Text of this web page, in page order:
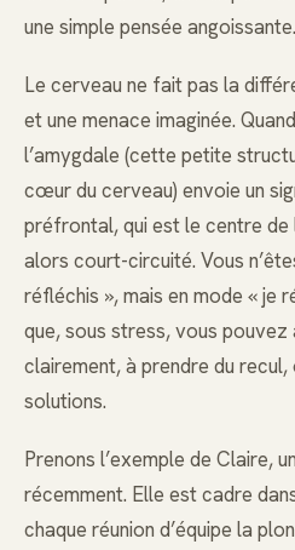
une simple pensée angoissante.
Le cerveau ne fait pas la
et une menace imaginée.
l’amygdale (cette petite
cœur du cerveau) envoie un
préfrontal, qui est le centre
alors court-circuité. Vous
réfléchis », mais en mode « je
que, sous stress, vous
clairement, à prendre du
solutions.
Prenons l’exemple de Claire,
récemment. Elle est cadre
chaque réunion d’équipe la